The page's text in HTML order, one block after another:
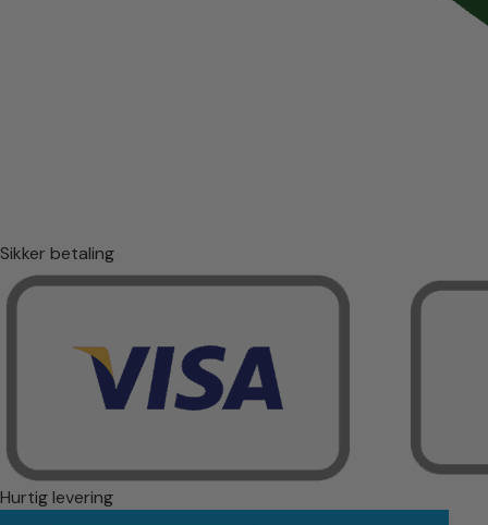
Sikker betaling
Hurtig levering